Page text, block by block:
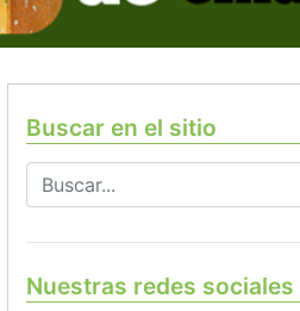
Buscar en el sitio
Nuestras redes sociales